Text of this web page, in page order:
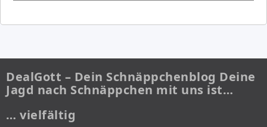
DealGott – Dein Schnäppchenblog Deine
Jagd nach Schnäppchen mit uns ist…
… vielfältig